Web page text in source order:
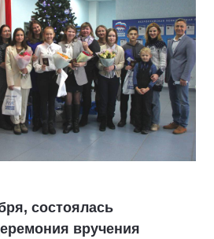
состоялась
вручения